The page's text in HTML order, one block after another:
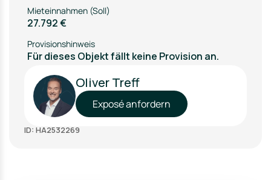
Mieteinnahmen (Soll)
27.792 €
Provisionshinweis
Für dieses Objekt fällt keine Provision an.
Oliver Treff
Exposé anfordern
ID: HA2532269